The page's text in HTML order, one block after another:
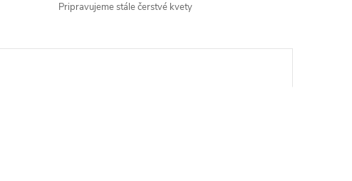
Pripravujeme stále čerstvé kvety